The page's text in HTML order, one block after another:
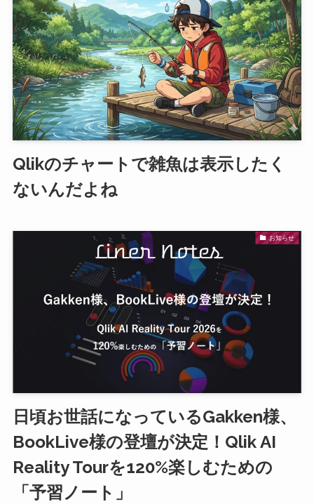
Qlikのチャートで雑魚は表示したく
ないんだよね
お知らせ
日頃お世話になっているGakken様、
BookLive様の登壇が決定！Qlik AI
Reality Tourを120%楽しむための
「予習ノート」